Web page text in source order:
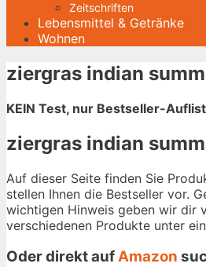
Zeitschriften
Lebensmittel & Getränke
Wohnen
ziergras indian
KEIN Test, nur Bestseller-
ziergras indian
Auf dieser Seite finden Sie
stellen Ihnen die Bestseller vor.
wichtigen Hinweis geben wir dir
verschiedenen Produkte unter
Oder direkt aufAmazon